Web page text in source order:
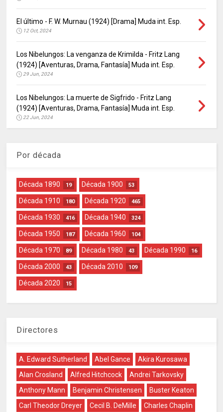
El último - F. W. Murnau (1924) [Drama] Muda int. Esp.
12 Oct, 2024
Los Nibelungos: La venganza de Krimilda - Fritz Lang
(1924) [Aventuras, Drama, Fantasía] Muda int. Esp.
29 Jun, 2024
Los Nibelungos: La muerte de Sigfrido - Fritz Lang
(1924) [Aventuras, Drama, Fantasía] Muda int. Esp.
22 Jun, 2024
Por década
Década 1890 19 Década 1900 53
Década 1910 180 Década 1920 465
Década 1930 416 Década 1940 324
Década 1950 187 Década 1960 104
Década 1970 89 Década 1980 43 Década 1990 16
Década 2000 43 Década 2010 109
Década 2020 15
Directores
A. Edward Sutherland Abel Gance
Akira Kurosawa
Alan Crosland
Alfred Hitchcock
Andrei Tarkovsky
Anthony Mann
Benjamin Christensen
Buster Keaton
Carl Theodor Dreyer
Cecil B. DeMille
Charles Chaplin